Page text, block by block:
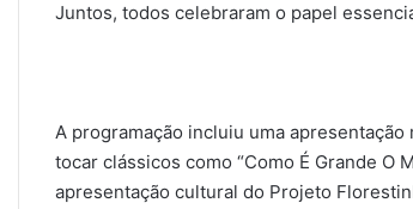
Juntos, todos celebraram o papel
A programação incluiu uma
tocar clássicos como “Como É Grande O
apresentação cultural do Projeto